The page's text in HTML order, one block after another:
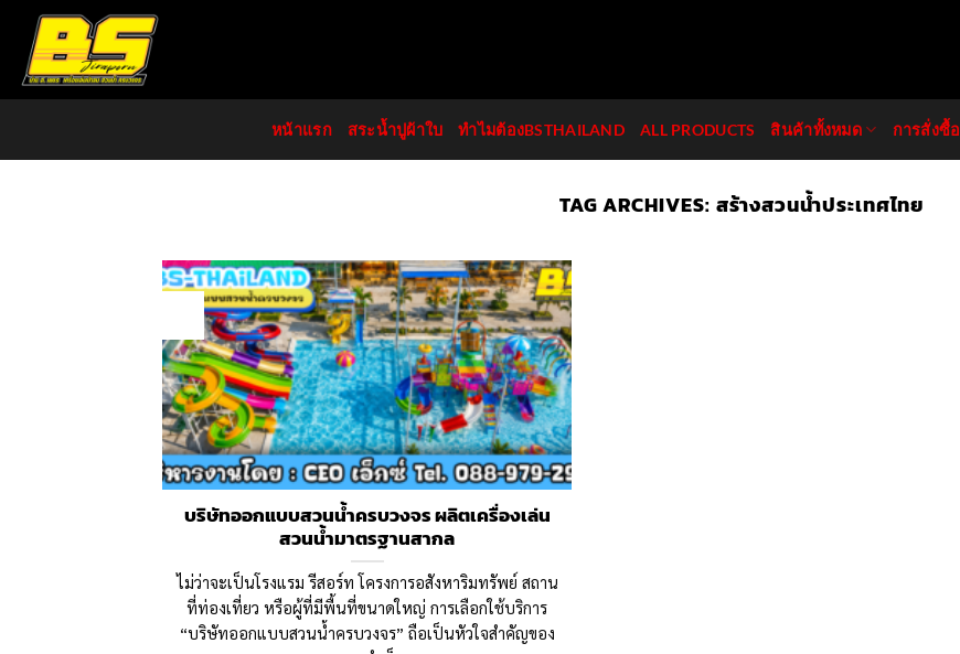
content
หน้าแรก สระน้ำปูผ้าใบ ทำไมต้องBSTHAILAND ALL PRODUCTS สินค้าทั้งหมด การสั่งซื้อ
TAG ARCHIVES: สร้างสวนน้ำประเทศไทย
บริษัทออกแบบสวนน้ำครบวงจร ผลิตเครื่องเล่น
สวนน้ำมาตรฐานสากล
ไม่ว่าจะเป็นโรงแรม รีสอร์ท โครงการอสังหาริมทรัพย์ สถาน
ที่ท่องเที่ยว หรือผู้ที่มีพื้นที่ขนาดใหญ่ การเลือกใช้บริการ
“บริษัทออกแบบสวนน้ำครบวงจร” ถือเป็นหัวใจสำคัญของ